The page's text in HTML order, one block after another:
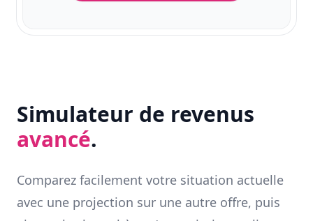
Simulateur de revenus
avancé.
Comparez facilement votre situation actuelle
avec une projection sur une autre offre, puis